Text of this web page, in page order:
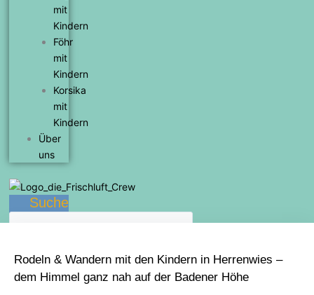
mit
Kindern
Föhr
mit
Kindern
Korsika
mit
Kindern
Über
uns
Suche
Rodeln & Wandern mit den Kindern in Herrenwies –
dem Himmel ganz nah auf der Badener Höhe